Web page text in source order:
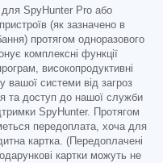
для SpyHunter Pro або
(як зазначено в
протягом одноразового
комплексні функції
високопродуктивні
вашої системи від загроз
та доступ до нашої служби
SpyHunter. Протягом
передоплата, хоча для
картка. (Передоплачені
картки можуть не